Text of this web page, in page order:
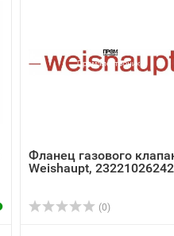
Фланец газового
Weishaupt, 23221026242
(0)